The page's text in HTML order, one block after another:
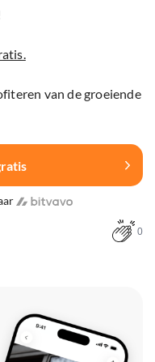
van de groeiende
0